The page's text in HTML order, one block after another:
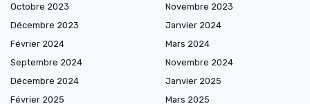
Octobre 2023
Novembre 2023
Décembre 2023
Janvier 2024
Février 2024
Mars 2024
Septembre 2024
Novembre 2024
Décembre 2024
Janvier 2025
Février 2025
Mars 2025